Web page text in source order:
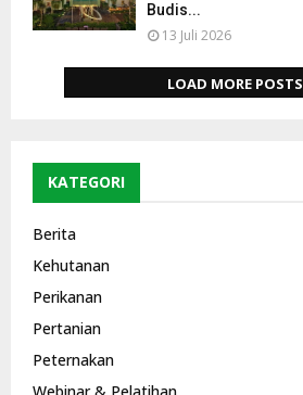
Budis...
13 Juli 2026
LOAD MORE POSTS
KATEGORI
Berita
Kehutanan
Perikanan
Pertanian
Peternakan